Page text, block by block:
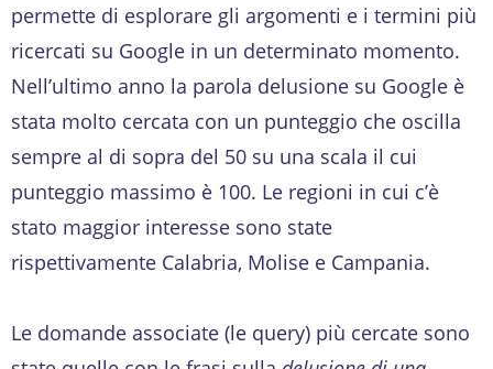
permette di esplorare gli argomenti e i termini più
ricercati su Google in un determinato momento.
Nell’ultimo anno la parola delusione su Google è
stata molto cercata con un punteggio che oscilla
sempre al di sopra del 50 su una scala il cui
punteggio massimo è 100. Le regioni in cui c’è
stato maggior interesse sono state
rispettivamente Calabria, Molise e Campania.
Le domande associate (le query) più cercate sono